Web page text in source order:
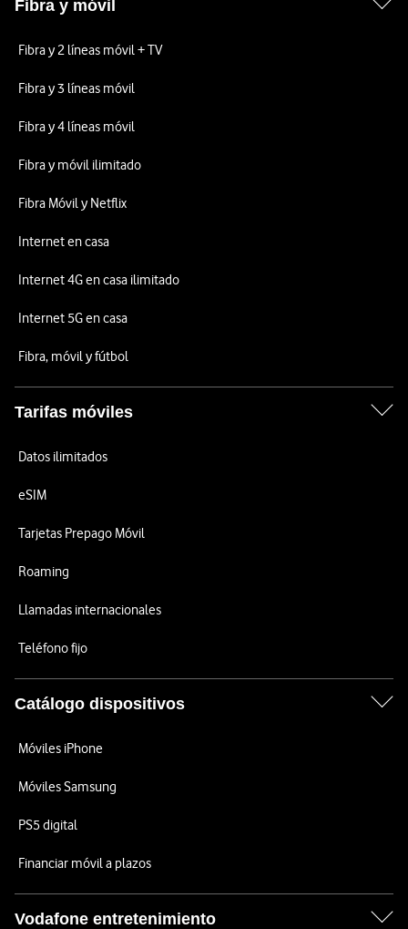
Fibra y móvil
Fibra y 2 líneas móvil + TV
Fibra y 3 líneas móvil
Fibra y 4 líneas móvil
Fibra y móvil ilimitado
Fibra Móvil y Netflix
Internet en casa
Internet 4G en casa ilimitado
Internet 5G en casa
Fibra, móvil y fútbol
Tarifas móviles
Datos ilimitados
eSIM
Tarjetas Prepago Móvil
Roaming
Llamadas internacionales
Teléfono fijo
Catálogo dispositivos
Móviles iPhone
Móviles Samsung
PS5 digital
Financiar móvil a plazos
Vodafone entretenimiento